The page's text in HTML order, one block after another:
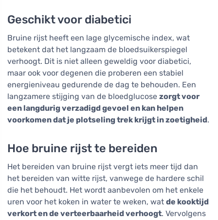
Geschikt voor diabetici
Bruine rijst heeft een lage glycemische index, wat
betekent dat het langzaam de bloedsuikerspiegel
verhoogt. Dit is niet alleen geweldig voor diabetici,
maar ook voor degenen die proberen een stabiel
energieniveau gedurende de dag te behouden. Een
langzamere stijging van de bloedglucose zorgt voor
een langdurig verzadigd gevoel en kan helpen
voorkomen dat je plotseling trek krijgt in zoetigheid.
Hoe bruine rijst te bereiden
Het bereiden van bruine rijst vergt iets meer tijd dan
het bereiden van witte rijst, vanwege de hardere schil
die het behoudt. Het wordt aanbevolen om het enkele
uren voor het koken in water te weken, wat de kooktijd
verkort en de verteerbaarheid verhoogt. Vervolgens